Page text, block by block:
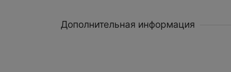
Дополнительная информация